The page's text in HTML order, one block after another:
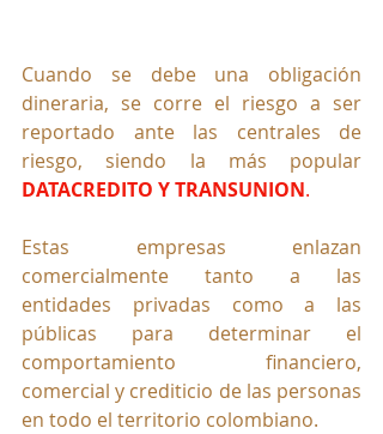
Cuando se debe una obligación
dineraria, se corre el riesgo a ser
reportado ante las centrales de
DATACREDITO Y TRANSUNION.
Estas empresas enlazan
comercialmente tanto a las
entidades privadas como a las
públicas para determinar el
comportamiento financiero,
comercial y crediticio de las personas
en todo el territorio colombiano.